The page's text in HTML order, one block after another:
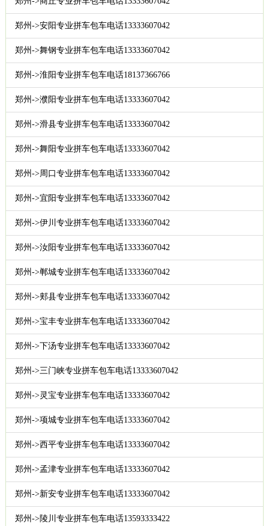
郑州->安阳专业拼车包车电话13333607042
郑州->舞钢专业拼车包车电话13333607042
郑州->淮阳专业拼车包车电话18137366766
郑州->濮阳专业拼车包车电话13333607042
郑州->滑县专业拼车包车电话13333607042
郑州->舞阳专业拼车包车电话13333607042
郑州->周口专业拼车包车电话13333607042
郑州->宜阳专业拼车包车电话13333607042
郑州->伊川专业拼车包车电话13333607042
郑州->汝阳专业拼车包车电话13333607042
郑州->郸城专业拼车包车电话13333607042
郑州->郏县专业拼车包车电话13333607042
郑州->宝丰专业拼车包车电话13333607042
郑州->下汤专业拼车包车电话13333607042
郑州->三门峡专业拼车包车电话13333607042
郑州->灵宝专业拼车包车电话13333607042
郑州->项城专业拼车包车电话13333607042
郑州->西平专业拼车包车电话13333607042
郑州->孟津专业拼车包车电话13333607042
郑州->新安专业拼车包车电话13333607042
郑州->陵川专业拼车包车电话13593333422